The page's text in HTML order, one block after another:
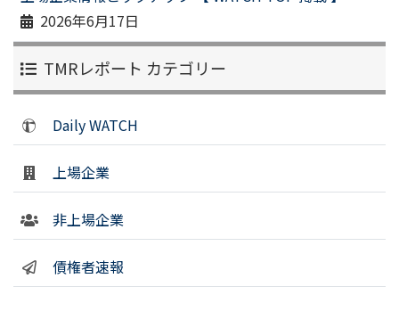
2026年6月17日
TMRレポート カテゴリー
Daily WATCH
上場企業
非上場企業
債権者速報